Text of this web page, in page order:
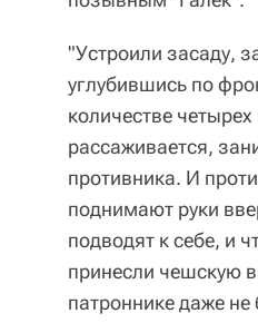
"Устроили засаду,
углубившись по
количестве
рассаживается,
противника. И
поднимают руки
подводят к себе, и
принесли чешскую
патроннике даже